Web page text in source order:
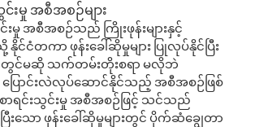
းမှု အစီအစဉ်များ
မှု အစီအစဉ်သည် ကြိုးဖုန်းများနှင့်
နိုင်ငံတကာ ဖုန်းခေါ်ဆိုမှုများ ပြုလုပ်နိုင်ပြီး
င်မဆို သက်တမ်းတိုးစရာ မလိုဘဲ
ြောင်းလဲလုပ်ဆောင်နိုင်သည့် အစီအစဉ်ဖြစ်
ာရင်းသွင်းမှု အစီအစဉ်ဖြင့် သင်သည်
းသော ဖုန်းခေါ်ဆိုမှုများတွင် ပိုက်ဆံချွေတာ